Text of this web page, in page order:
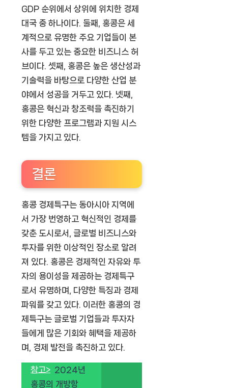
GDP 순위에서 상위에 위치한 경제
대국 중 하나이다. 둘째, 홍콩은 세
계적으로 유명한 주요 기업들이 본
사를 두고 있는 중요한 비즈니스 허
브이다. 셋째, 홍콩은 높은 생산성과
기술력을 바탕으로 다양한 산업 분
야에서 성공을 거두고 있다. 넷째,
홍콩은 혁신과 창조력을 촉진하기
위한 다양한 프로그램과 지원 시스
템을 가지고 있다.
결론
홍콩 경제특구는 동아시아 지역에
서 가장 번영하고 혁신적인 경제를
갖춘 도시로서, 글로벌 비즈니스와
투자를 위한 이상적인 장소로 알려
져 있다. 홍콩은 경제적인 자유와 투
자의 용이성을 제공하는 경제특구
로서 유명하며, 다양한 특징과 경제
파워를 갖고 있다. 이러한 홍콩의 경
제특구는 글로벌 기업들과 투자자
들에게 많은 기회와 혜택을 제공하
며, 경제 발전을 촉진하고 있다.
참고> 2024년
홍콩의 개방항